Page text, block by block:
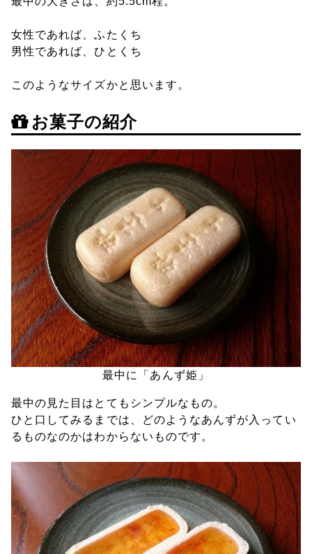
女性であれば、ふたくち
男性であれば、ひとくち
このようなサイズかと思います。
お菓子の紹介
最中に「あんず姫」
最中の見た目はとてもシンプルなもの。
ひと口してみるまでは、どのようなあんずが入ってい
るものなのかはわからないものです。